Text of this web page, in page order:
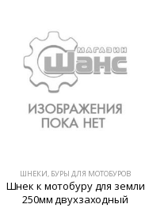
ШНЕКИ, БУРЫ ДЛЯ МОТОБУРОВ
Шнек к мотобуру для земли
250мм двухзаходный